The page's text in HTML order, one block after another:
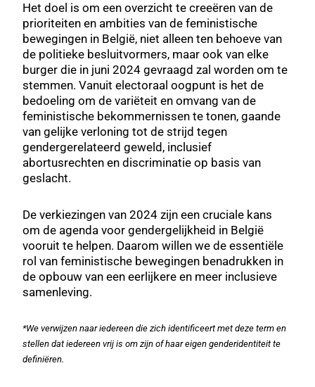
Het doel is om een overzicht te creeëren van de
prioriteiten en ambities van de feministische
bewegingen in België, niet alleen ten behoeve van
de politieke besluitvormers, maar ook van elke
burger die in juni 2024 gevraagd zal worden om te
stemmen. Vanuit electoraal oogpunt is het de
bedoeling om de variëteit en omvang van de
feministische bekommernissen te tonen, gaande
van gelijke verloning tot de strijd tegen
gendergerelateerd geweld, inclusief
abortusrechten en discriminatie op basis van
geslacht.
De verkiezingen van 2024 zijn een cruciale kans
om de agenda voor gendergelijkheid in België
vooruit te helpen. Daarom willen we de essentiële
rol van feministische bewegingen benadrukken in
de opbouw van een eerlijkere en meer inclusieve
samenleving.
*We verwijzen naar iedereen die zich identificeert met deze term en
stellen dat iedereen vrij is om zijn of haar eigen genderidentiteit te
definiëren.